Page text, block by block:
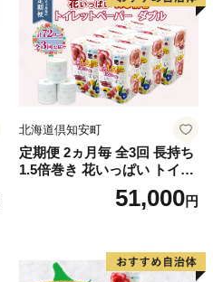
北海道倶知安町
定期便 2ヵ月毎 全3回 長持ち
1.5倍巻き 花いっぱい トイレ
ットペーパー ダブル 45ｍ 計
72ロール 全18種 花柄 プリン
ー 消耗品 備蓄 送料無料 北海
道 倶知安町 日用品
51,000円